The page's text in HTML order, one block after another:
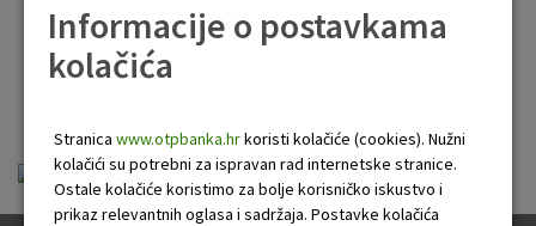
Globalna tržišta
O nama
Dnevno financijsko
OTP Dnevno financijsko izvješće.pdf
Informacije o postavkama
kolačića
Stranica www.otpbanka.hrkoristi kolačiće (cookies). Nužni
kolačići su potrebni za ispravan rad internetske stranice.
Ostale kolačiće koristimo za bolje korisničko iskustvo i
prikaz relevantnih oglasa i sadržaja. Postavke kolačića